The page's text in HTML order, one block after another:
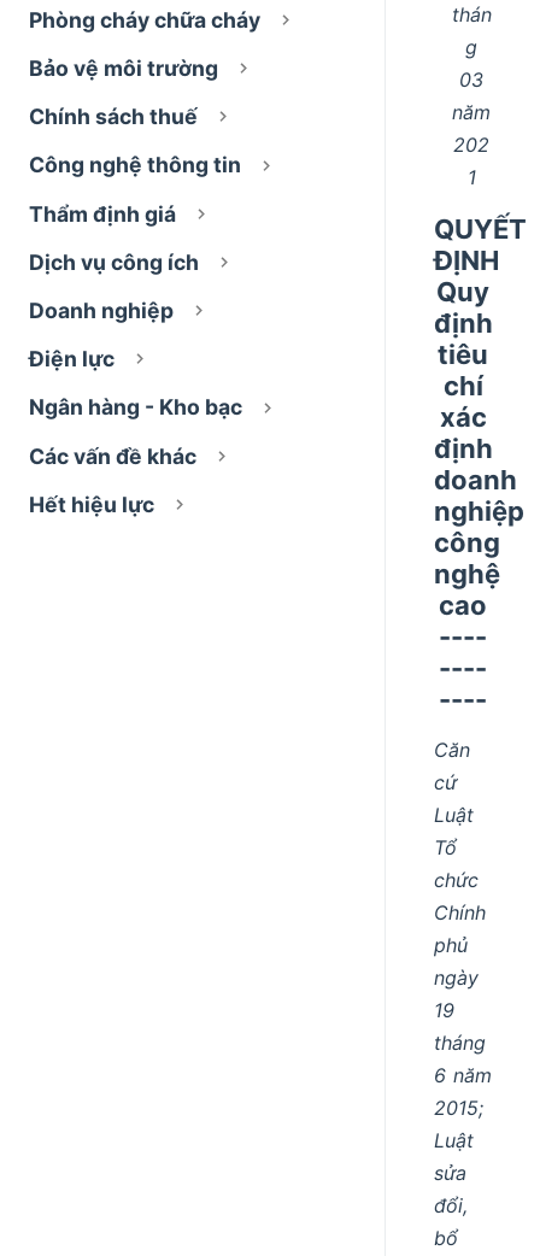
Phòng cháy chữa cháy
Bảo vệ môi trường
Chính sách thuế
Công nghệ thông tin
Thẩm định giá
Dịch vụ công ích
Doanh nghiệp
Điện lực
Ngân hàng - Kho bạc
Các vấn đề khác
Hết hiệu lực
thán
g
03
năm
202
1
QUYẾT
ĐỊNH
Quy
định
tiêu
chí
xác
định
doanh
nghiệp
công
nghệ
cao
----
----
----
Căn
cứ
Luật
Tổ
chức
Chính
phủ
ngày
19
tháng
6 năm
2015;
Luật
sửa
đổi,
bổ